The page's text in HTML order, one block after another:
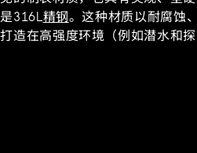
316L精钢。这种材质以耐腐蚀
造在高强度环境（例如潜水和